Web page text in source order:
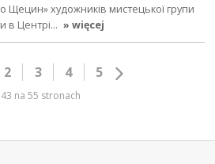
Щецин» художників мистецької групи
в Центрі… » więcej
2 3 4 5
na 55 stronach